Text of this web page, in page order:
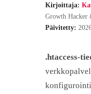
Kirjoittaja:
Growth Hacker
Päivitetty:
.htaccess-